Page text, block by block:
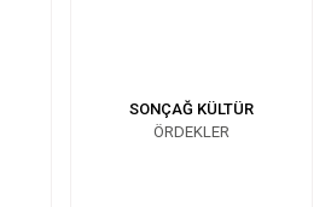
SONÇAĞ KÜLTÜR
ÖRDEKLER